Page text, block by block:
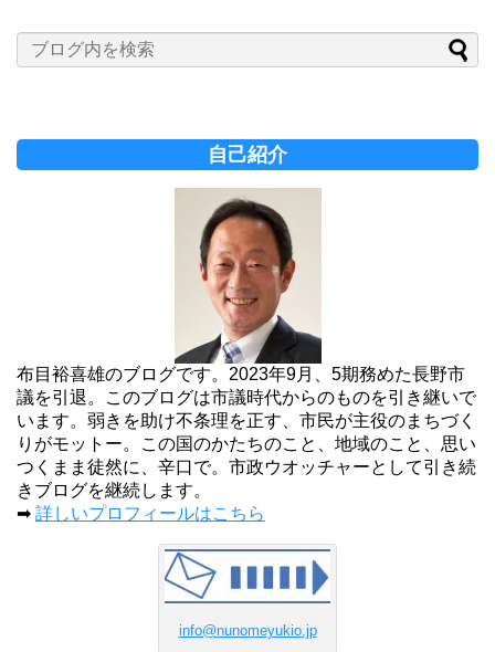
自己紹介
布目裕喜雄のブログです。2023年9月、5期務めた長野市
議を引退。このブログは市議時代からのものを引き継いで
います。弱きを助け不条理を正す、市民が主役のまちづく
りがモットー。この国のかたちのこと、地域のこと、思い
つくまま徒然に、辛口で。市政ウオッチャーとして引き続
きブログを継続します。
➡ 詳しいプロフィールはこちら
info@nunomeyukio.jp